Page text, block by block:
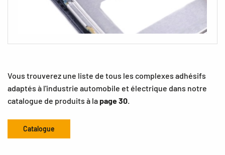
Vous trouverez une liste de tous les complexes adhésifs
adaptés à l'industrie automobile et électrique dans notre
catalogue de produits à lapage 30.
Catalogue